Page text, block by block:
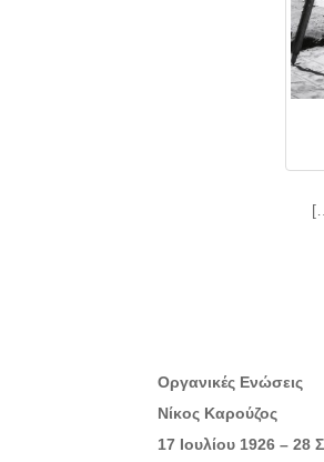
Οργανικές Ενώσεις
Νίκος Καρούζος
17 Ιουλίου 1926 – 28